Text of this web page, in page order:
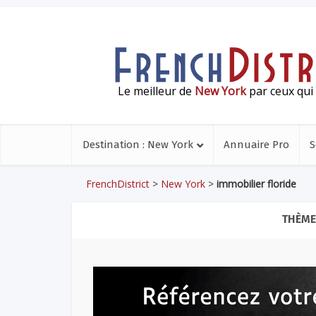
Le meilleur de New Yorkpar ceux qui
Destination : New York Annuaire Pro
FrenchDistrict > New York > immobilier floride